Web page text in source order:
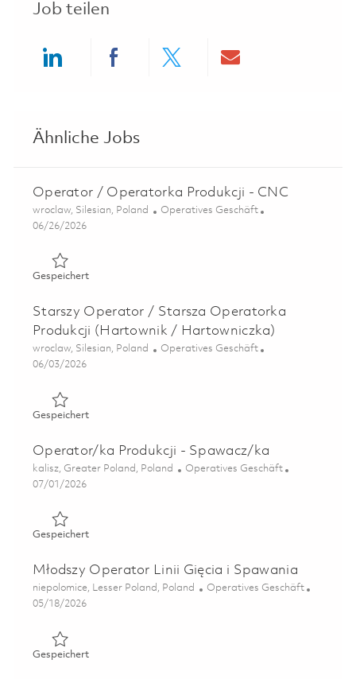
Job teilen
Ähnliche Jobs
Operator / Operatorka Produkcji - CNC
Ort
wroclaw, Silesian, Poland Kategorie
Operatives Geschäft
Posted Date
06/26/2026
GespeichertGespeichert Operator / Operatorka Produkcji - CNC
Starszy Operator / Starsza Operatorka
Produkcji (Hartownik / Hartowniczka)
Ort
wroclaw, Silesian, Poland Kategorie
Operatives Geschäft
Posted Date
06/03/2026
GespeichertGespeichert Starszy Operator / Starsza Operatorka
Operator/ka Produkcji - Spawacz/ka
Ort
kalisz, Greater Poland, Poland Kategorie
Operatives Geschäft
Posted Date
07/01/2026
GespeichertGespeichert Operator/ka Produkcji - Spawacz/ka
Młodszy Operator Linii Gięcia i Spawania
Ort
niepolomice, Lesser Poland, Poland Kategorie
Operatives Geschäft
Posted Date
05/18/2026
GespeichertGespeichert Młodszy Operator Linii Gięcia i Spawania